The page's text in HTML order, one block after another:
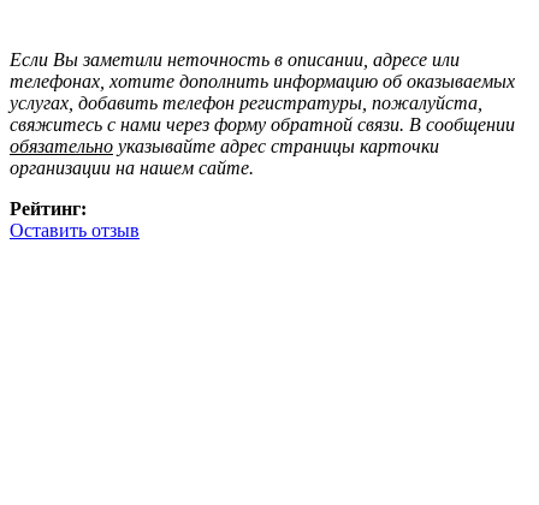
Если Вы заметили неточность в описании, адресе или
телефонах, хотите дополнить информацию об оказываемых
услугах, добавить телефон регистратуры, пожалуйста,
свяжитесь с нами через форму обратной связи. В сообщении
обязательно указывайте адрес страницы карточки
организации на нашем сайте.
Рейтинг:
Оставить отзыв